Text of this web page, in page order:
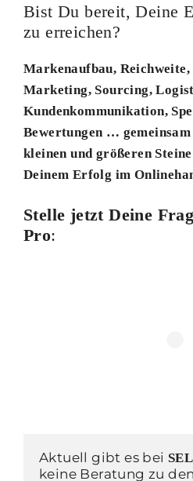
Bist Du bereit, Deine
zu erreichen?
Markenaufbau,
Marketing, Sourcing,
Kundenkommunikation,
Bewertungen …
kleinen und größeren
Deinem Erfolg im
Stelle jetzt Deine
Pro:
Aktuell gibt es bei
keine Beratung zu